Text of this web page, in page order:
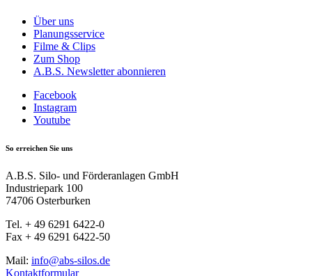
Über uns
Planungsservice
Filme & Clips
Zum Shop
A.B.S. Newsletter abonnieren
Facebook
Instagram
Youtube
So erreichen Sie uns
A.B.S. Silo- und Förderanlagen GmbH
Industriepark 100
74706 Osterburken
Tel. + 49 6291 6422-0
Fax + 49 6291 6422-50
Mail: info@abs-silos.de
Kontaktformular